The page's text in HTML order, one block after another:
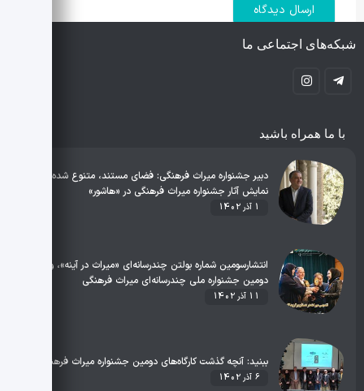
شبکه‌های اجتماعی ما
با ما همراه باشید
دبیر جشنواره میراث فرهنگی: فضای مستند، متنوع شده است/
نمایش آثار جشنواره میراث فرهنگی در «هاشور»
1 آذر 1402
انتشارسومین شماره بولتن چندرسانه‌ای «میراث در آینه»، ویژه
دومین جشنواره ملی چندرسانه‌ای میراث فرهنگی
11 آذر 1402
ببنید: آنچه گذشت کارگاه‌های دومین جشنواره میراث فرهنگی
6 آذر 1402